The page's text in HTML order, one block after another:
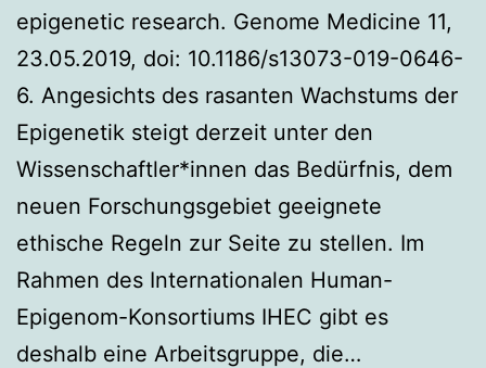
epigenetic research. Genome Medicine 11,
23.05.2019, doi: 10.1186/s13073-019-0646-
6. Angesichts des rasanten Wachstums der
Epigenetik steigt derzeit unter den
Wissenschaftler*innen das Bedürfnis, dem
neuen Forschungsgebiet geeignete
ethische Regeln zur Seite zu stellen. Im
Rahmen des Internationalen Human-
Epigenom-Konsortiums IHEC gibt es
deshalb eine Arbeitsgruppe, die…